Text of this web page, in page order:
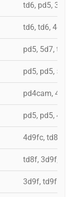
td6, pd5, 3d7,
td6, td6, 4d7
pd5, 5d7, td7,
pd5, pd5, 5d7,
pd4cam, 4d9f,
pd5, pd5, 4d9f,
4d9fc, td8f,
td8f, 3d9f,
3d9f, td9fm, id